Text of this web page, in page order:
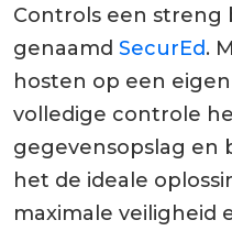
Controls een streng
genaamd SecurEd.
hosten op een
volledige controle
gegevensopslag en
het de ideale
maximale veiligheid